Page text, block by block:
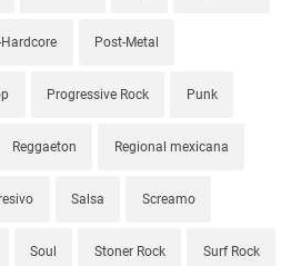
Post-Metal
Progressive Rock Punk
Reggaeton Regional mexicana
Salsa Screamo
Soul Stoner Rock Surf Rock